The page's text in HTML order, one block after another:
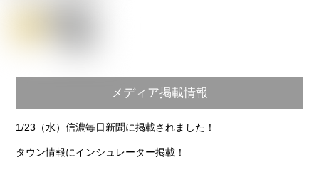
メディア掲載情報
1/23（水）信濃毎日新聞に掲載されました！
タウン情報にインシュレーター掲載！